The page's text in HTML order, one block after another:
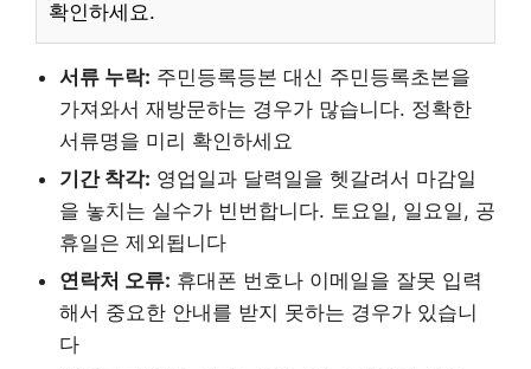
확인하세요.
서류 누락: 주민등록등본 대신 주민등록초본을
가져와서 재방문하는 경우가 많습니다. 정확한
서류명을 미리 확인하세요
기간 착각: 영업일과 달력일을 헷갈려서 마감일
을 놓치는 실수가 빈번합니다. 토요일, 일요일, 공
휴일은 제외됩니다
연락처 오류: 휴대폰 번호나 이메일을 잘못 입력
해서 중요한 안내를 받지 못하는 경우가 있습니
다